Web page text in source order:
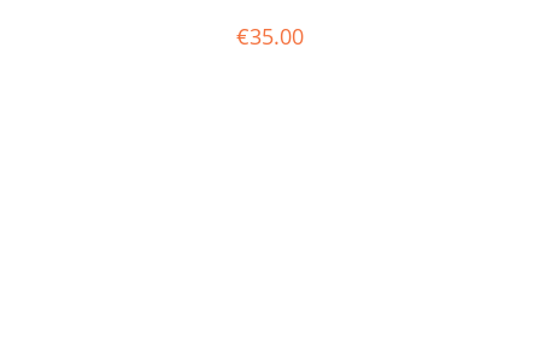
€35.00